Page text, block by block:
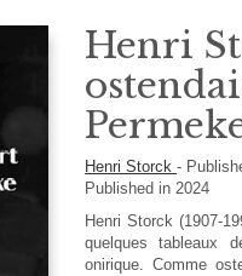
Henri
Henri Storck-
Published in 2024
Henri Storck (1907-
quelques tableaux
onirique. Comme